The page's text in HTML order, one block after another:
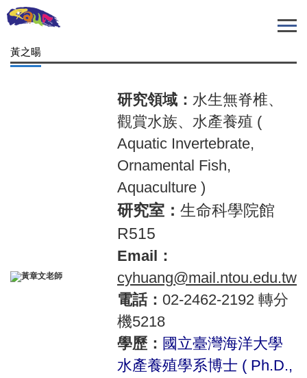
跳
到
要
內
黃之暘
研究領域： 水生無脊椎、
觀賞水族、水產養殖 (
Aquatic Invertebrate,
Ornamental Fish,
Aquaculture )
研究室： 生命科學院館
R515
Email：
cyhuang@mail.ntou.edu.tw
電話： 02-2462-2192 轉分
機5218
學歷： 國立臺灣海洋大學
水產養殖學系博士 ( Ph.D.,